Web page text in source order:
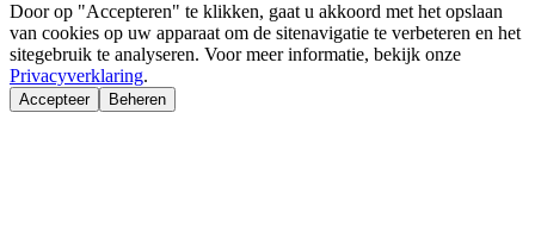
Door op "Accepteren" te klikken, gaat u akkoord met het opslaan
van cookies op uw apparaat om de sitenavigatie te verbeteren en het
sitegebruik te analyseren. Voor meer informatie, bekijk onze
Privacyverklaring.
Accepteer Beheren